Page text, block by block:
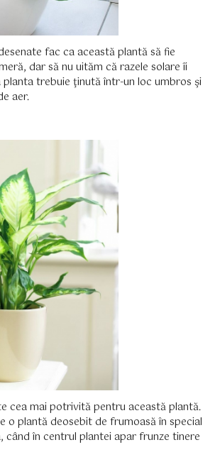
fac ca această plantă să fie
dar să nu uităm că razele solare îi
planta trebuie ţinută într-un loc umbros şi
aer.
cea mai potrivită pentru această plantă.
o plantă deosebit de frumoasă în special
când în centrul plantei apar frunze tinere